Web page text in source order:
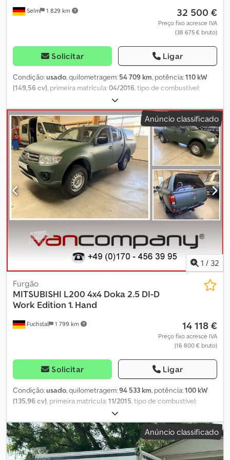
Selm 1 829 km 32 500 €
Preço fixo acresce IVA
(38 675 € bruto)
Solicitar Ligar
Condição:usado, quilometragem: 54 709 km, potência:110 kW
(149,56 cv), primeira matrícula:04/2016, tipo de combustível:
, peso máximo de carga:
peso total:7 490 kg, configuração de eixo:4x2, distância entre
eixos:2 900 mm , cor:branco, cabina do condutor:cabina diurna,
tipo de engrenagem:semi-automático, classe de emissão:Euro 6,
suspensão:aço, número de lugares:3, comprimento total:5 300
mm, Equipamento:
ABS, ar condicionado, baixo nível de ruído,
bloqueio do diferencial, controlo de tração, fecho
centralizado, programa eletrónico de estabilidade (ESP),
Superestrutura Brock, tipo SL 140/2, com fixação em ambos os
lados. Orçamento não vinculativo – alterações e vendas
intermediárias reservadas – a venda é efetuada com exclusão de
qualquer garantia – todas as informações sujeitas a alterações!
Anúncio classificado
1 / 32
Fuchstal 1 799 km
Furgão
MITSUBISHI L200 4x4 Doka 2.5 DI-D
Work Edition 1. Hand
14 118 €
Preço fixo acresce IVA
(16 800 € bruto)
Solicitar Ligar
Condição:usado, quilometragem:94 533 km, potência:100 kW
(135,96 cv), primeira matrícula:11/2015, tipo de combustível:
07/2028
engrenagem:mecânico, número de lugares:5, Equipamento:ar
condicionado, fecho centralizado, tração integral, * O seu
contacto para este veículo: Dipl.-Ing. Joachim Robert, * Entrega
ao domicílio com o nosso próprio camião por apenas 79 €! * Para
Anúncio classificado